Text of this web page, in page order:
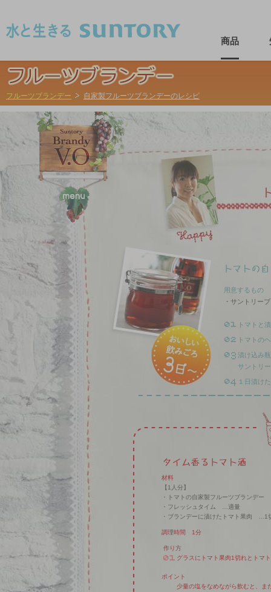
商品
フルーツブランデー 自家製フルーツブランデーのレシピ
用意するもの
・サントリ
トマトと
トマトの
漬け込み
サントリ
１日漬け
材料
【1人分】
・トマトの自家製フルーツブランデ
・フレッシュタイム …適量
・ブランデーに漬けたトマト果肉 …1
調理時間 1分
作り方
グラスにトマト果肉1切れとトマ
ポイント
少量の塩をなめながら飲むと、ま